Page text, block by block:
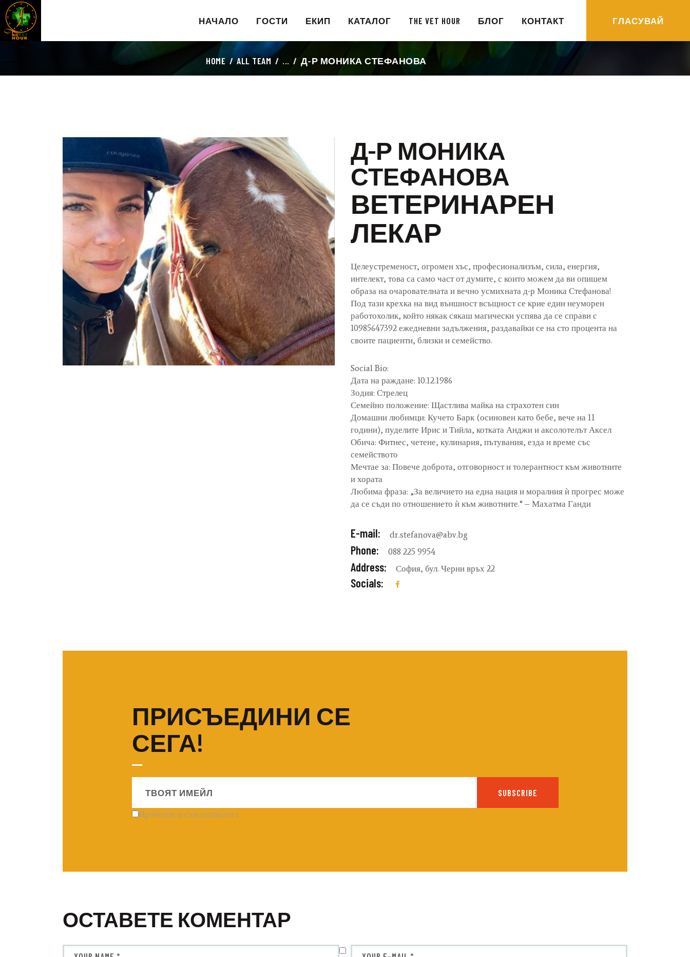
НАЧАЛО ГОСТИ ЕКИП КАТАЛОГ THE VET HOUR БЛОГ КОНТАКТ ГЛАСУВАЙ
HOME ALL TEAM ... Д-Р МОНИКА СТЕФАНОВА
НАЧАЛО
ГОСТИ
ЕКИП
БЛОГ
КОНТАКТ
Д-Р МОНИКА
СТЕФАНОВА
ВЕТЕРИНАРЕН
ЛЕКАР
Целеустременост, огромен хъс, професионализъм, сила, енергия,
интелект, това са само част от думите, с които можем да ви опишем
образа на очарователната и вечно усмихната д-р Моника Стефанова!
Под тази крехка на вид външност всъщност се крие един неуморен
работохолик, който някак сякаш магически успява да се справи с
10985647392 ежедневни задължения, раздавайки се на сто процента на
своите пациенти, близки и семейство.
Social Bio:
Дата на раждане: 10.12.1986
Зодия: Стрелец
Семейно положение: Щастлива майка на страхотен син
Домашни любимци: Кучето Барк (осиновен като бебе, вече на 11
години), пуделите Ирис и Тийла, котката Анджи и аксолотелът Аксел
Обича: Фитнес, четене, кулинария, пътувания, езда и време със
семейството
Мечтае за: Повече доброта, отговорност и толерантност към животните
и хората
Любима фраза: „За величието на една нация и моралния ѝ прогрес може
да се съди по отношението ѝ към животните.“ – Махатма Ганди
E-mail: dr.stefanova@abv.bg
Phone: 088 225 9954
Address: София, бул. Черни връх 22
Socials:
ПРИСЪЕДИНИ СЕ
СЕГА!
SUBSCRIBE
Прочетох и съм съгласен с .
ОСТАВЕТЕ КОМЕНТАР